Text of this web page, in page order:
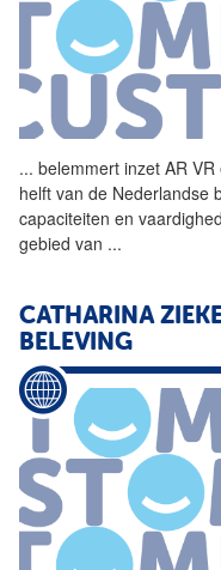
... belemmert inzet AR VR
helft van de Nederlandse
capaciteiten en
gebied van ...
CATHARINA
BELEVING